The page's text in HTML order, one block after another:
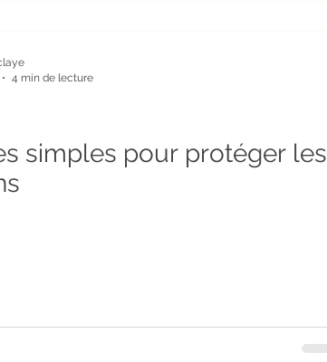
simples pour protéger les
4 min de lecture